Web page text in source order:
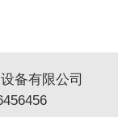
备有限公司